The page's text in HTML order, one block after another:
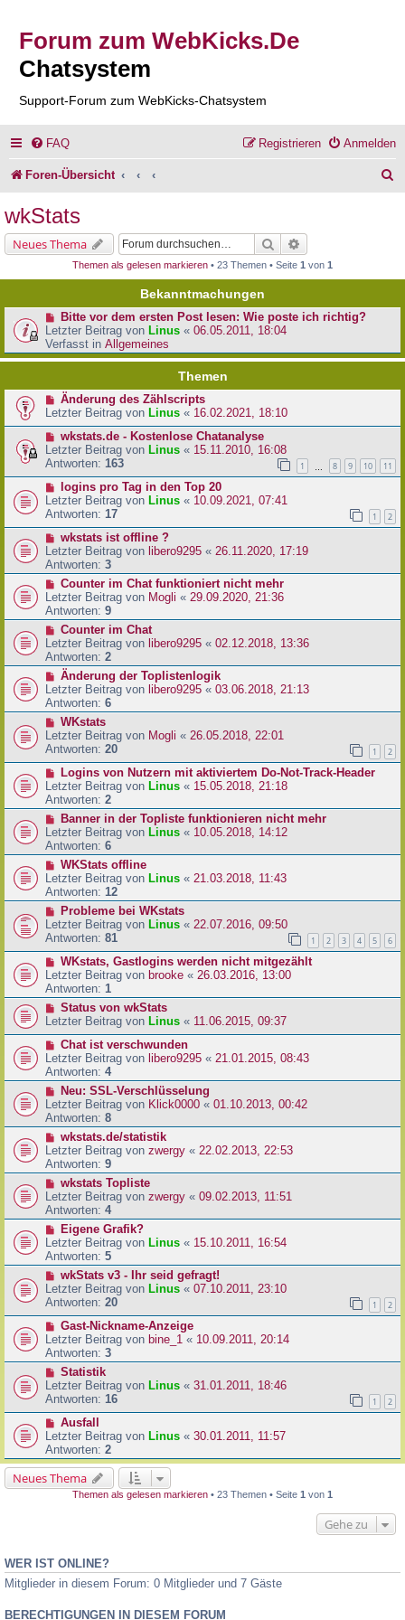
Forum zum WebKicks.De
Chatsystem
Support-Forum zum WebKicks-Chatsystem
FAQ Anmelden
Registrieren
Foren-Übersicht
e
wkStats
Neues Thema Suche
Themen als gelesen markieren • 23 Themen • Seite 1 von 1
Bekanntmachungen
Bitte vor dem ersten Post lesen: Wie poste ich richtig?
Letzter Beitrag von Linus « 06.05.2011, 18:04
Verfasst in Allgemeines
Themen
Änderung des Zählscripts
Letzter Beitrag von Linus « 16.02.2021, 18:10
wkstats.de - Kostenlose Chatanalyse
Letzter Beitrag von Linus « 15.11.2010, 16:08
Antworten: 163 1 8 9 10 11
logins pro Tag in den Top 20
Letzter Beitrag von Linus « 10.09.2021, 07:41
Antworten: 17 1 2
wkstats ist offline ?
Letzter Beitrag von libero9295 « 26.11.2020, 17:19
Antworten: 3
Counter im Chat funktioniert nicht mehr
Letzter Beitrag von Mogli « 29.09.2020, 21:36
Antworten: 9
Counter im Chat
Letzter Beitrag von libero9295 « 02.12.2018, 13:36
Antworten: 2
Änderung der Toplistenlogik
Letzter Beitrag von libero9295 « 03.06.2018, 21:13
Antworten: 6
WKstats
Letzter Beitrag von Mogli « 26.05.2018, 22:01
Antworten: 20 1 2
Logins von Nutzern mit aktiviertem Do-Not-Track-Header
Letzter Beitrag von Linus « 15.05.2018, 21:18
Antworten: 2
Banner in der Topliste funktionieren nicht mehr
Letzter Beitrag von Linus « 10.05.2018, 14:12
Antworten: 6
WKStats offline
Letzter Beitrag von Linus « 21.03.2018, 11:43
Antworten: 12
Probleme bei WKstats
Letzter Beitrag von Linus « 22.07.2016, 09:50
Antworten: 81 1 2 3 4 5 6
WKstats, Gastlogins werden nicht mitgezählt
Letzter Beitrag von brooke « 26.03.2016, 13:00
Antworten: 1
Status von wkStats
Letzter Beitrag von Linus « 11.06.2015, 09:37
Chat ist verschwunden
Letzter Beitrag von libero9295 « 21.01.2015, 08:43
Antworten: 4
Neu: SSL-Verschlüsselung
Letzter Beitrag von Klick0000 « 01.10.2013, 00:42
Antworten: 8
wkstats.de/statistik
Letzter Beitrag von zwergy « 22.02.2013, 22:53
Antworten: 9
wkstats Topliste
Letzter Beitrag von zwergy « 09.02.2013, 11:51
Antworten: 4
Eigene Grafik?
Letzter Beitrag von Linus « 15.10.2011, 16:54
Antworten: 5
wkStats v3 - Ihr seid gefragt!
Letzter Beitrag von Linus « 07.10.2011, 23:10
Antworten: 20 1 2
Gast-Nickname-Anzeige
Letzter Beitrag von bine_1 « 10.09.2011, 20:14
Antworten: 3
Statistik
Letzter Beitrag von Linus « 31.01.2011, 18:46
Antworten: 16 1 2
Ausfall
Letzter Beitrag von Linus « 30.01.2011, 11:57
Antworten: 2
Neues Thema
Themen als gelesen markieren • 23 Themen • Seite 1 von 1
Gehe zu
WER IST ONLINE?
Mitglieder in diesem Forum: 0 Mitglieder und 7 Gäste
BERECHTIGUNGEN IN DIESEM FORUM